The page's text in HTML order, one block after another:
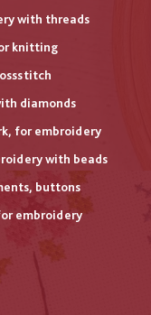
with threads
knitting
diamonds
for embroidery
with beads
buttons
embroidery